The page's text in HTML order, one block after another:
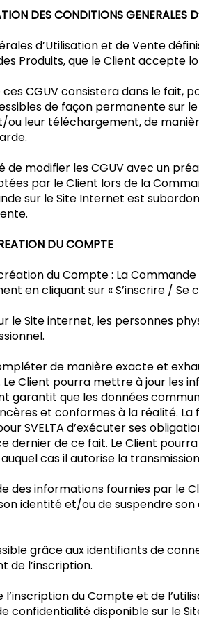
DES CONDITIONS GENERALES
d’Utilisation et de Vente
Produits, que le Client accepte
CGUV consistera dans le fait,
de façon permanente sur
leur téléchargement, de
de modifier les CGUV avec un
par le Client lors de la
sur le Site Internet est
DU COMPTE
du Compte : La
en cliquant sur « S’inscrire /
le Site internet, les personnes
de manière exacte et
Client pourra mettre à jour les
garantit que les données
et conformes à la réalité.
SVELTA d’exécuter ses
dernier de ce fait. Le Client
cas il autorise la
des informations fournies par le
identité et/ou de suspendre
grâce aux identifiants de
de l’inscription.
l’inscription du Compte et de
confidentialité disponible sur le